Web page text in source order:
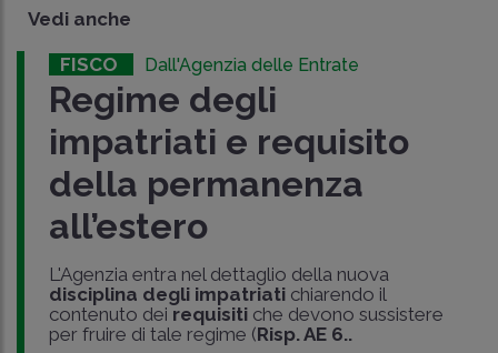
Vedi anche
FISCO Dall'Agenzia delle Entrate
Regime degli
impatriati e requisito
della permanenza
all’estero
L'Agenzia entra nel dettaglio della nuova
disciplina degli impatriatichiarendo il
contenuto dei requisitiche devono sussistere
per fruire di tale regime (Risp. AE 6..